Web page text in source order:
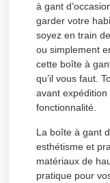
à gant
garder votre
soyez en train
ou simplement
cette boîte à
qu’il vous faut.
avant
fonctionnalité.
La boîte à gant
esthétisme et
matériaux de
pratique pour